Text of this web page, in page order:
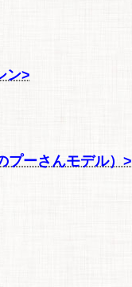
ン>
プーさんモデル）>